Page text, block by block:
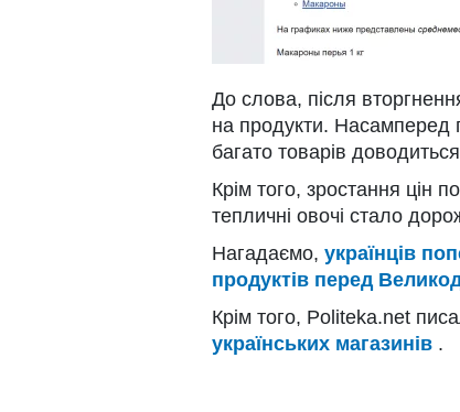
До слова, після
на продукти. Насамперед
багато товарів
Крім того, зростання цін
тепличні овочі стало
Нагадаємо, українців
продуктів перед
Крім того, Politeka.net
українських магазинів .